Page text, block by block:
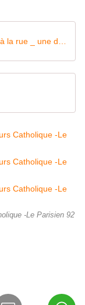
-Le Parisien 92